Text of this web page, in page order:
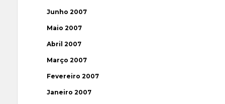
Junho 2007
Maio 2007
Abril 2007
Março 2007
Fevereiro 2007
Janeiro 2007